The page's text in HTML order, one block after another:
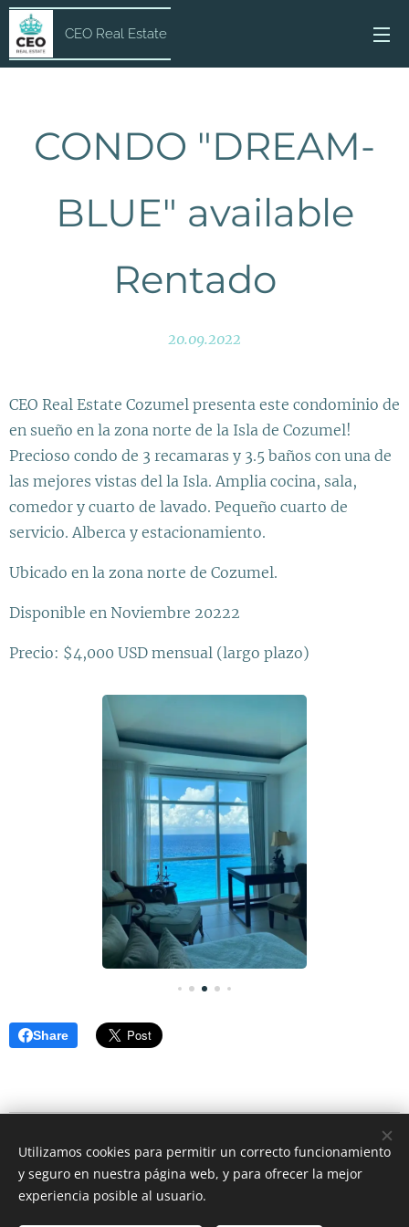
CEO Real Estate
CONDO "DREAM-
BLUE" available
Rentado
20.09.2022
CEO Real Estate Cozumel presenta este condominio de
en sueño en la zona norte de la Isla de Cozumel!
Precioso condo de 3 recamaras y 3.5 baños con una de
las mejores vistas del la Isla. Amplia cocina, sala,
comedor y cuarto de lavado. Pequeño cuarto de
servicio. Alberca y estacionamiento.
Ubicado en la zona norte de Cozumel.
Disponible en Noviembre 20222
Precio: $4,000 USD mensual (largo plazo)
Share
Rivera Maya Mexico
Cookies
Utilizamos cookies para permitir un correcto funcionamiento
y seguro en nuestra página web, y para ofrecer la mejor
experiencia posible al usuario.